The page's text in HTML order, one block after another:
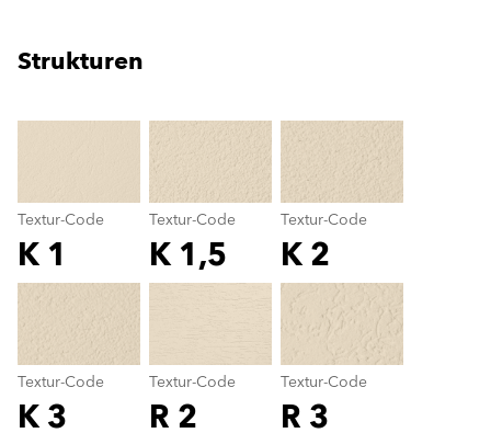
Strukturen
Textur-Code
K 1
Textur-Code
K 1,5
Textur-Code
K 2
Textur-Code
K 3
Textur-Code
R 2
Textur-Code
R 3
Textur-Code
color_name